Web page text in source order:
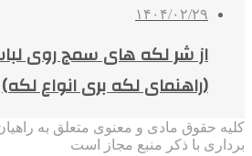
۱۴۰۴/۰۲/۲۹
از شر لکه های سمج روی
(راهنمای لکه بری انواع لکه)
کلیه حقوق مادی و معنوی متعلق به
برداری با ذکر منبع مجاز است